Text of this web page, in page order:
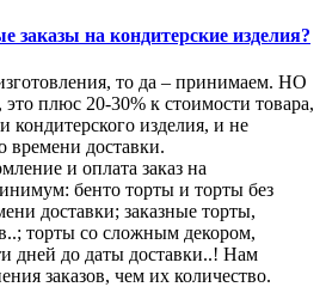
заказы на кондитерские изделия?
то да – принимаем. НО
это плюс 20-30% к стоимости товара,
кондитерского изделия, и не
времени доставки.
и оплата заказ на
бенто торты и торты без
доставки; заказные торты,
торты со сложным декором,
дней до даты доставки..! Нам
заказов, чем их количество.